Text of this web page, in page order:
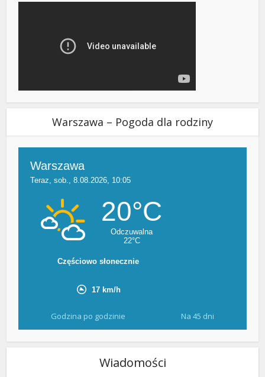
Warszawa – Pogoda dla rodziny
Godzina po godzinie Na 45 dni
Wiadomości